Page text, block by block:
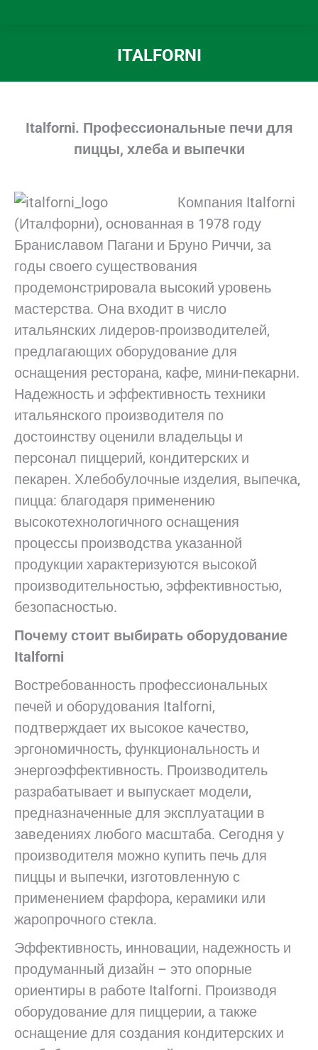
ITALFORNI
Вы здесь:
Italforni. Профессиональные печи для
пиццы, хлеба и выпечки
Компания Italforni
(Италфорни), основанная в 1978 году
Браниславом Пагани и Бруно Риччи, за
годы своего существования
продемонстрировала высокий уровень
мастерства. Она входит в число
итальянских лидеров-производителей,
предлагающих оборудование для
оснащения ресторана, кафе, мини-пекарни.
Надежность и эффективность техники
итальянского производителя по
достоинству оценили владельцы и
персонал пиццерий, кондитерских и
пекарен. Хлебобулочные изделия, выпечка,
пицца: благодаря применению
высокотехнологичного оснащения
процессы производства указанной
продукции характеризуются высокой
производительностью, эффективностью,
безопасностью.
Почему стоит выбирать оборудование
Italforni
Востребованность профессиональных
печей и оборудования Italforni,
подтверждает их высокое качество,
эргономичность, функциональность и
энергоэффективность. Производитель
разрабатывает и выпускает модели,
предназначенные для эксплуатации в
заведениях любого масштаба. Сегодня у
производителя можно купить печь для
пиццы и выпечки, изготовленную с
применением фарфора, керамики или
жаропрочного стекла.
Эффективность, инновации, надежность и
продуманный дизайн – это опорные
ориентиры в работе Italforni. Производя
оборудование для пиццерии, а также
оснащение для создания кондитерских и